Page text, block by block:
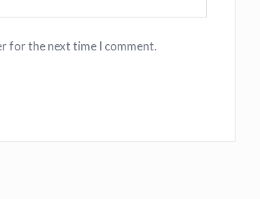
for the next time I comment.